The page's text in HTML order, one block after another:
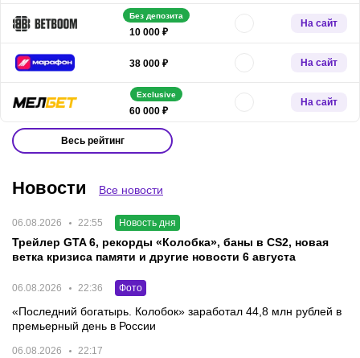
Без депозита
10 000 ₽
На сайт
38 000 ₽ На сайт
Exclusive
60 000 ₽
На сайт
Весь рейтинг
Новости Все новости
06.08.2026 22:55 Новость дня
Трейлер GTA 6, рекорды «Колобка», баны в CS2, новая
ветка кризиса памяти и другие новости 6 августа
06.08.2026 22:36 Фото
«Последний богатырь. Колобок» заработал 44,8 млн рублей в
премьерный день в России
06.08.2026 22:17